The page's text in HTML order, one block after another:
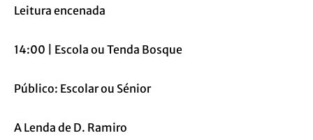
Leitura encenada
14:00 | Escola ou Tenda Bosque
Público: Escolar ou Sénior
A Lenda de D. Ramiro